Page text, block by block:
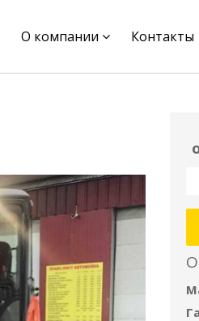
О компании Контакты